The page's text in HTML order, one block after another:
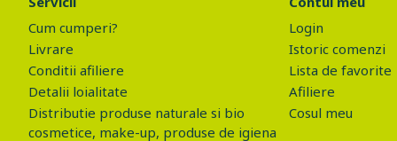
Cum cumperi?
Livrare
Conditii afiliere
Detalii loialitate
Distributie produse naturale si bio
cosmetice, make-up, produse de igiena
Login
Istoric comenzi
Lista de favorite
Afiliere
Cosul meu